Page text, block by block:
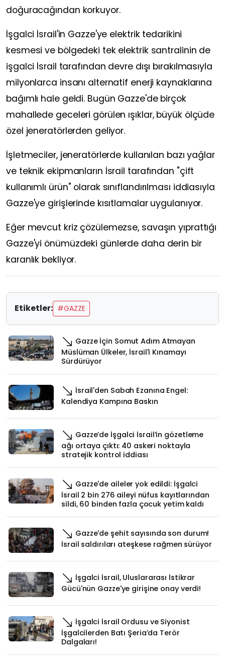
doğuracağından korkuyor.
İşgalci İsrail'in Gazze'ye elektrik tedarikini
kesmesi ve bölgedeki tek elektrik santralinin de
işgalci İsrail tarafından devre dışı bırakılmasıyla
milyonlarca insanı alternatif enerji kaynaklarına
bağımlı hale geldi. Bugün Gazze'de birçok
mahallede geceleri görülen ışıklar, büyük ölçüde
özel jeneratörlerden geliyor.
İşletmeciler, jeneratörlerde kullanılan bazı yağlar
ve teknik ekipmanların İsrail tarafından "çift
kullanımlı ürün" olarak sınıflandırılması iddiasıyla
Gazze'ye girişlerinde kısıtlamalar uygulanıyor.
Eğer mevcut kriz çözülemezse, savaşın yıprattığı
Gazze'yi önümüzdeki günlerde daha derin bir
karanlık bekliyor.
Etiketler: #GAZZE
Gazze İçin Somut Adım Atmayan
Müslüman Ülkeler, İsrail'i Kınamayı
Sürdürüyor
İsrail'den Sabah Ezanına Engel:
Kalendiya Kampına Baskın
Gazze’de İşgalci İsrail’in gözetleme
ağı ortaya çıktı: 40 askeri noktayla
stratejik kontrol iddiası
Gazze'de aileler yok edildi: İşgalci
İsrail 2 bin 276 aileyi nüfus kayıtlarından
sildi, 60 binden fazla çocuk yetim kaldı
Gazze'de şehit sayısında son durum!
İsrail saldırıları ateşkese rağmen sürüyor
İşgalci İsrail, Uluslararası İstikrar
Gücü'nün Gazze'ye girişine onay verdi!
İşgalci İsrail Ordusu ve Siyonist
İşgalcilerden Batı Şeria’da Terör
Dalgaları!